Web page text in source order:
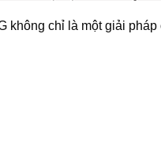
không chỉ là một giải